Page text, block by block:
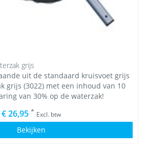
grijs
uit de standaard kruisvoet grijs
grijs (3022) met een inhoud van 10
van 30% op de waterzak!
€ 26,95 * Excl. btw
Bekijken